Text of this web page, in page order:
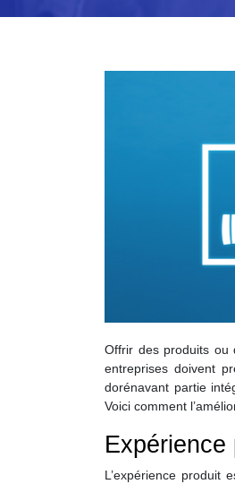
Offrir des produits ou
entreprises doivent
dorénavant partie
Voici comment
Expérience
L’expérience produit